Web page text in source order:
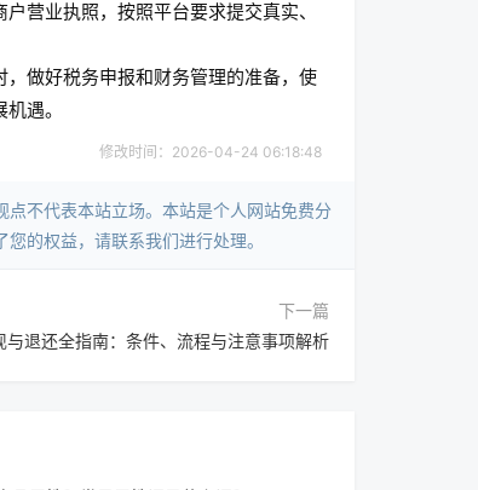
营业执照，按照平台要求提交真实、
做好税务申报和财务管理的准备，使
遇。
修改时间：2026-04-24 06:18:48
不代表本站立场。本站是个人网站免费分
的权益，请联系我们进行处理。
下一篇
与退还全指南：条件、流程与注意事项解析